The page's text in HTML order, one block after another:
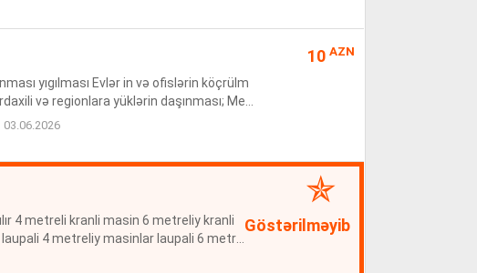
yıgılması Evlər in və ofislərin köçrülm
və regionlara yüklərin daşınması; Meb
Maşınlar, Peşakar m...
03.06.2026
10 AZN
4 metreli kranli masin 6 metreliy kranli
4 metreliy masinlar laupali 6 metre
Göstərilməyib